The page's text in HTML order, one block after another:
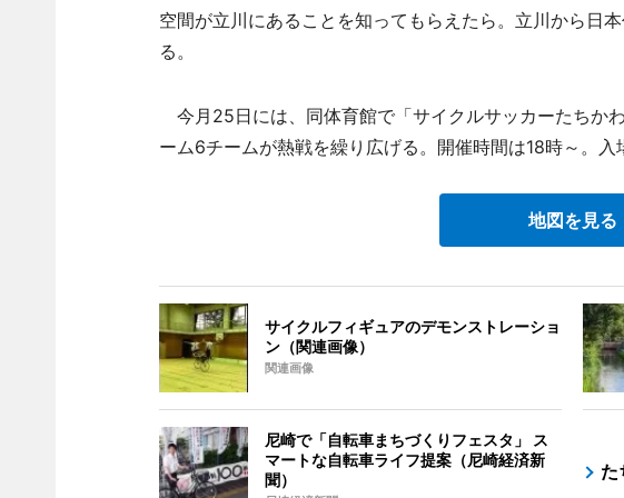
空間が立川にあることを知ってもらえたら。立川から日
る。
今月25日には、同体育館で「サイクルサッカーたちか
ーム6チームが熱戦を繰り広げる。開催時間は18時～。入
地図を見る
サイクルフィギュアのデモンストレーショ
ン（関連画像）
関連画像
尼崎で「自転車まちづくりフェスタ」 ス
マートな自転車ライフ提案（尼崎経済新
聞）
た